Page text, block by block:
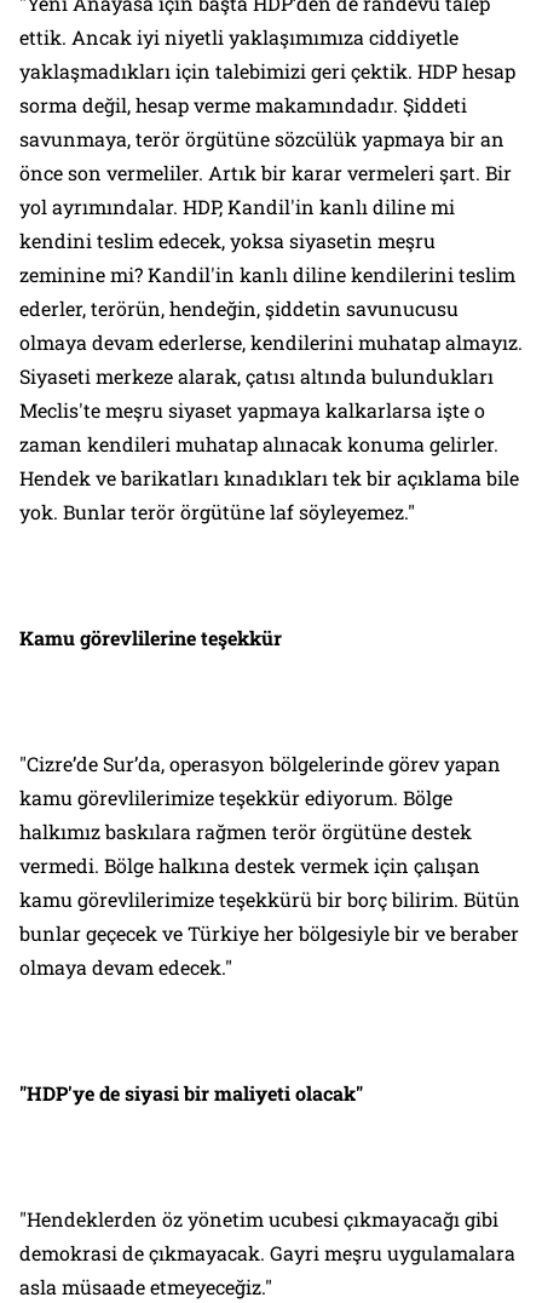
ettik. Ancak iyi niyetli yaklaşımımıza ciddiyetle
yaklaşmadıkları için talebimizi geri çektik. HDP hesap
sorma değil, hesap verme makamındadır. Şiddeti
savunmaya, terör örgütüne sözcülük yapmaya bir an
önce son vermeliler. Artık bir karar vermeleri şart. Bir
yol ayrımındalar. HDP, Kandil'in kanlı diline mi
kendini teslim edecek, yoksa siyasetin meşru
zeminine mi? Kandil'in kanlı diline kendilerini teslim
ederler, terörün, hendeğin, şiddetin savunucusu
olmaya devam ederlerse, kendilerini muhatap almayız.
Siyaseti merkeze alarak, çatısı altında bulundukları
Meclis'te meşru siyaset yapmaya kalkarlarsa işte o
zaman kendileri muhatap alınacak konuma gelirler.
Hendek ve barikatları kınadıkları tek bir açıklama bile
yok. Bunlar terör örgütüne laf söyleyemez."
Kamu görevlilerine teşekkür
"Cizre’de Sur’da, operasyon bölgelerinde görev yapan
kamu görevlilerimize teşekkür ediyorum. Bölge
halkımız baskılara rağmen terör örgütüne destek
vermedi. Bölge halkına destek vermek için çalışan
kamu görevlilerimize teşekkürü bir borç bilirim. Bütün
bunlar geçecek ve Türkiye her bölgesiyle bir ve beraber
olmaya devam edecek."
"HDP'ye de siyasi bir maliyeti olacak"
"Hendeklerden öz yönetim ucubesi çıkmayacağı gibi
demokrasi de çıkmayacak. Gayri meşru uygulamalara
asla müsaade etmeyeceğiz."